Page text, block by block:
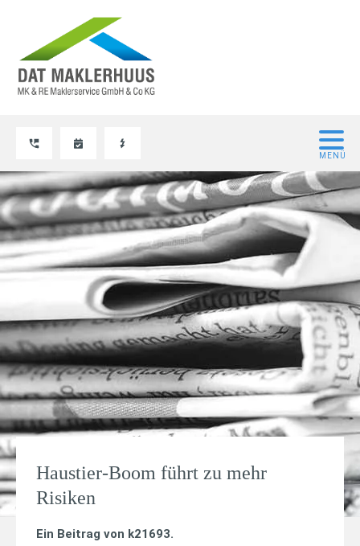
Haustier-Boom führt zu mehr
Risiken
Ein Beitrag von k21693.